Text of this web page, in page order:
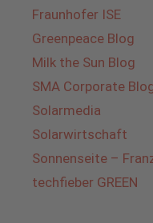
Fraunhofer ISE
Greenpeace Blog
Milk the Sun Blog
SMA Corporate
Solarmedia
Solarwirtschaft
Sonnenseite –
techfieber GREEN